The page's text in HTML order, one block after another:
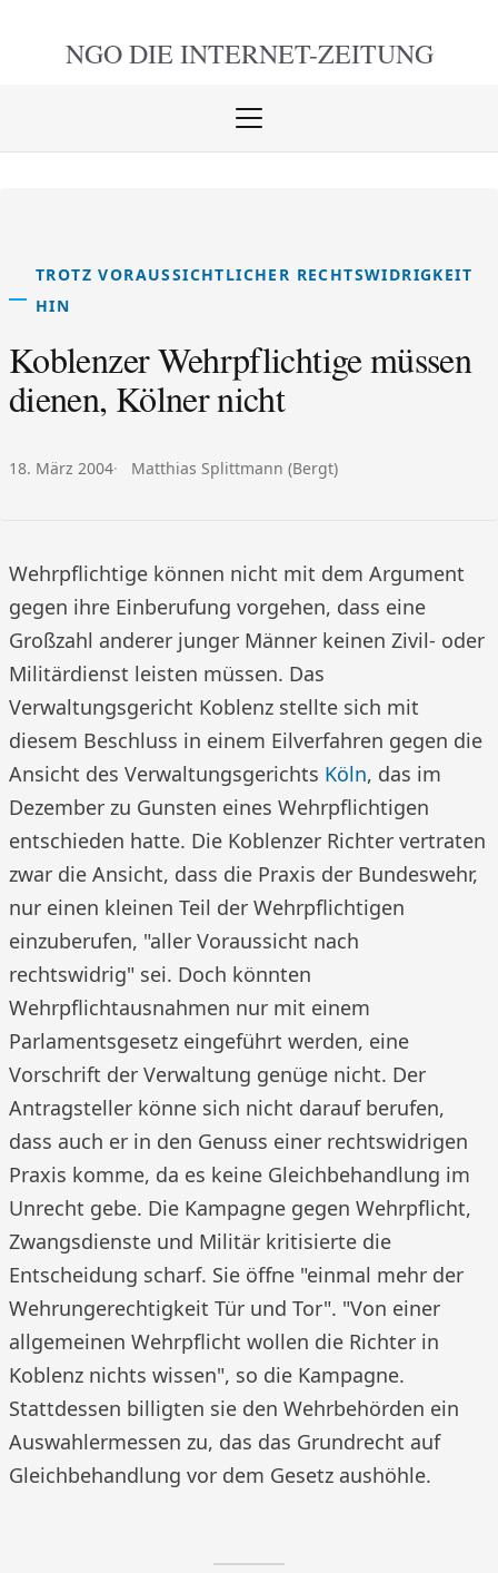
NGO DIE INTERNET-ZEITUNG
Menü
TROTZ VORAUSSICHTLICHER RECHTSWIDRIGKEIT
HIN
Koblenzer Wehrpflichtige müssen
dienen, Kölner nicht
Veröffentlicht am:
18. März 2004 Autor:
Matthias Splittmann (Bergt)
Wehrpflichtige können nicht mit dem Argument
gegen ihre Einberufung vorgehen, dass eine
Großzahl anderer junger Männer keinen Zivil- oder
Militärdienst leisten müssen. Das
Verwaltungsgericht Koblenz stellte sich mit
diesem Beschluss in einem Eilverfahren gegen die
Ansicht des Verwaltungsgerichts Köln, das im
Dezember zu Gunsten eines Wehrpflichtigen
entschieden hatte. Die Koblenzer Richter vertraten
zwar die Ansicht, dass die Praxis der Bundeswehr,
nur einen kleinen Teil der Wehrpflichtigen
einzuberufen, "aller Voraussicht nach
rechtswidrig" sei. Doch könnten
Wehrpflichtausnahmen nur mit einem
Parlamentsgesetz eingeführt werden, eine
Vorschrift der Verwaltung genüge nicht. Der
Antragsteller könne sich nicht darauf berufen,
dass auch er in den Genuss einer rechtswidrigen
Praxis komme, da es keine Gleichbehandlung im
Unrecht gebe. Die Kampagne gegen Wehrpflicht,
Zwangsdienste und Militär kritisierte die
Entscheidung scharf. Sie öffne "einmal mehr der
Wehrungerechtigkeit Tür und Tor". "Von einer
allgemeinen Wehrpflicht wollen die Richter in
Koblenz nichts wissen", so die Kampagne.
Stattdessen billigten sie den Wehrbehörden ein
Auswahlermessen zu, das das Grundrecht auf
Gleichbehandlung vor dem Gesetz aushöhle.